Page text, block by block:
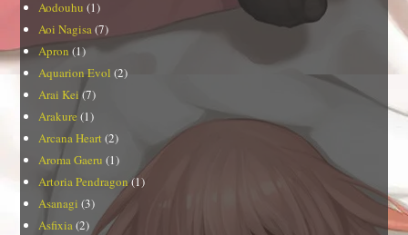
Aodouhu (1)
Aoi Nagisa(7)
Apron (1)
Aquarion Evol (2)
Arai Kei (7)
Arakure(1)
Arcana Heart (2)
Aroma Gaeru (1)
Artoria Pendragon(1)
Asanagi (3)
Asfixia(2)